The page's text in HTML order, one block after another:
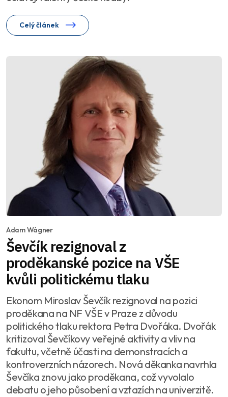
Celý článek
Adam Wágner
Ševčík rezignoval z
proděkanské pozice na VŠE
kvůli politickému tlaku
Ekonom Miroslav Ševčík rezignoval na pozici
proděkana na NF VŠE v Praze z důvodu
politického tlaku rektora Petra Dvořáka. Dvořák
kritizoval Ševčíkovy veřejné aktivity a vliv na
fakultu, včetně účasti na demonstracích a
kontroverzních názorech. Nová děkanka navrhla
Ševčíka znovu jako proděkana, což vyvolalo
debatu o jeho působení a vztazích na univerzitě.